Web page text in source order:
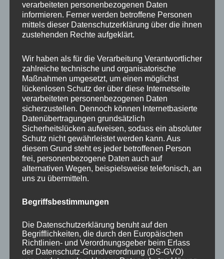
NEWS ABONNIEREN?
Your email:
KATEGORIEN
Aktuelles vom MP
Allgemein
Impulse zur persönlichen Reflexion
Naturfoto-Blog
verarbeiteten personenbezogenen Daten
informieren. Ferner werden betroffene Personen
mittels dieser Datenschutzerklärung über die ihnen
zustehenden Rechte aufgeklärt.
Wir haben als für die Verarbeitung Verantwortlicher
zahlreiche technische und organisatorische
Maßnahmen umgesetzt, um einen möglichst
lückenlosen Schutz der über diese Internetseite
verarbeiteten personenbezogenen Daten
sicherzustellen. Dennoch können Internetbasierte
Datenübertragungen grundsätzlich
Sicherheitslücken aufweisen, sodass ein absoluter
Schutz nicht gewährleistet werden kann. Aus
diesem Grund steht es jeder betroffenen Person
frei, personenbezogene Daten auch auf
alternativen Wegen, beispielsweise telefonisch, an
uns zu übermitteln.
Begriffsbestimmungen
Die Datenschutzerklärung beruht auf den
Begrifflichkeiten, die durch den Europäischen
Richtlinien- und Verordnungsgeber beim Erlass
der Datenschutz-Grundverordnung (DS-GVO)